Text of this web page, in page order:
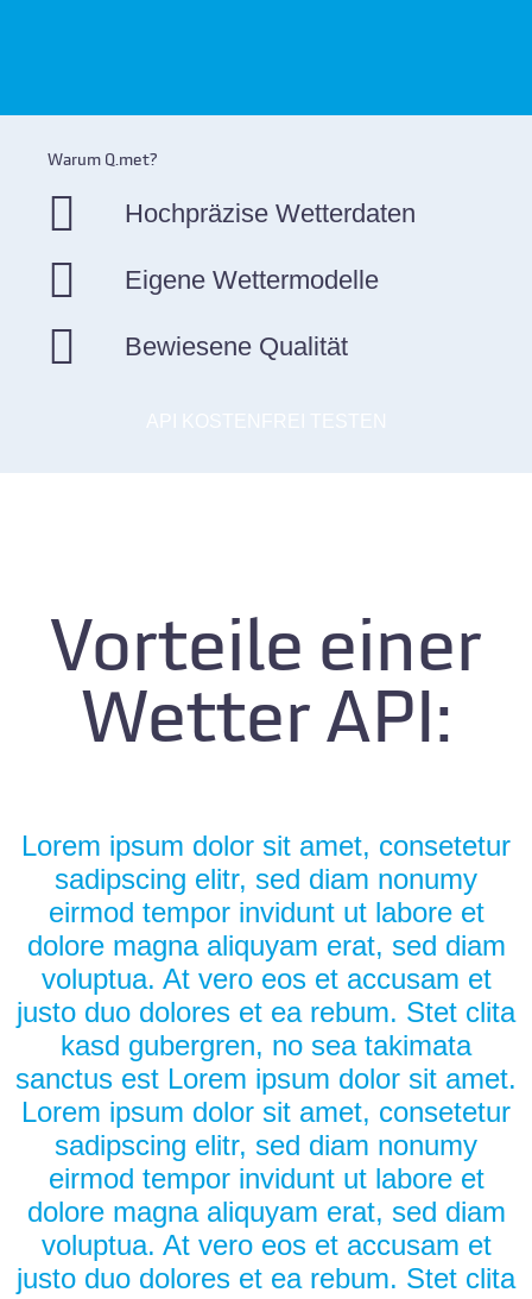
Warum Q.met?
Hochpräzise Wetterdaten
Eigene Wettermodelle
Bewiesene Qualität
Vorteile einer
Wetter API:
Lorem ipsum dolor sit amet, consetetur
sadipscing elitr, sed diam nonumy
eirmod tempor invidunt ut labore et
dolore magna aliquyam erat, sed diam
voluptua. At vero eos et accusam et
justo duo dolores et ea rebum. Stet clita
kasd gubergren, no sea takimata
sanctus est Lorem ipsum dolor sit amet.
Lorem ipsum dolor sit amet, consetetur
sadipscing elitr, sed diam nonumy
eirmod tempor invidunt ut labore et
dolore magna aliquyam erat, sed diam
voluptua. At vero eos et accusam et
justo duo dolores et ea rebum. Stet clita